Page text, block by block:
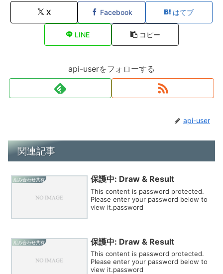
X Facebook はてブ
LINE コピー
api-userをフォローする
api-user
関連記事
組み合わせ共有 保護中: Draw & Result
This content is password protected.
Please enter your password below to
view it.password
組み合わせ共有 保護中: Draw & Result
This content is password protected.
Please enter your password below to
view it.password